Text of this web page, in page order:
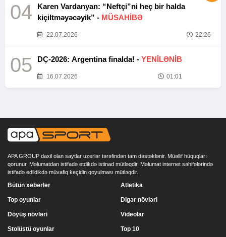
04
Karen Vardanyan: “Neftçi”ni heç bir halda
kiçiltməyəcəyik” - MÜSAHİBƏ
22.07.2026 22:26
05 DÇ-2026: Argentina finalda! - YENİLƏNİB
16.07.2026 01:01
APA GROUP daxil olan saytlar uzerlər tərəfindən tam dəstəklənir. Müəllif hüquqları
qorunur. Məlumatdan istifadə etdikdə istinad mütləqdir. Məlumat internet səhifələrində
istifadə edildikdə müvafiq keçidin qoyulması mütləqdir.
Bütün xəbərlər
Top oyunlar
Döyüş növləri
Stolüstü oyunlar
Atletika
Digər növləri
Videolar
Top 10